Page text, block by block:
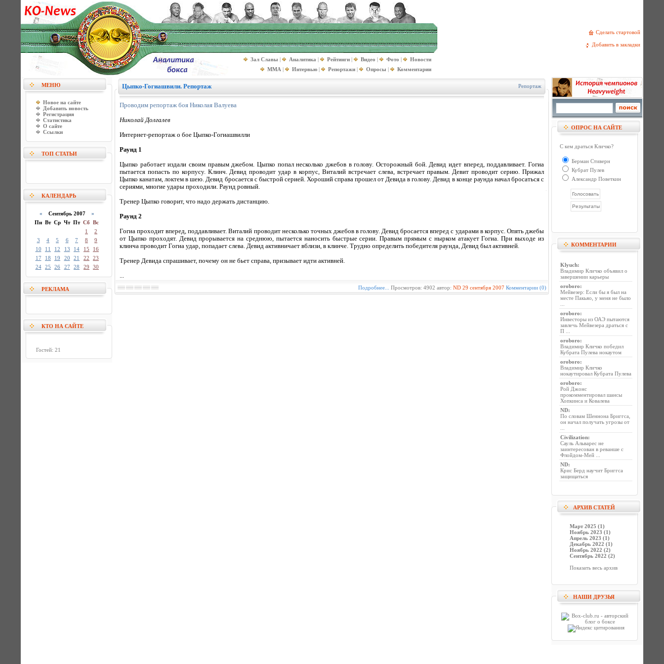
Сделать стартовой
Добавить в закладки
Зал Славы | Аналитика | Рейтинги | Видео | Фото |
Новости
MMA | Интервью | Репортажи | Опросы | Комментарии
МЕНЮ
Новое на сайте
Добавить новость
Регистрация
Статистика
О сайте
Ссылки
ТОП СТАТЬИ
КАЛЕНДАРЬ
« Сентябрь 2007 »
Пн Вт Ср Чт Пт Сб Вс
1
2
3
4 5 6 7 8
9
10
11 12 13 14 15
16
17
18 19 20 21 22
23
24
25 26 27 28 29 30
РЕКЛАМА
КТО НА САЙТЕ
Гостей: 21
Цыпко-Гогиашвили. Репортаж Репортаж
Проводим репортаж боя Николая Валуева
Николай Долгалев
Интернет-репортаж о бое Цыпко-Гогиашвилли
Раунд 1
Цыпко работает издали своим правым джебом. Цыпко попал несколько джебов в голову. Осторожный бой. Девид идет вперед, поддавливает. Гогиа
пытается попасть по корпусу. Клинч. Девид проводит удар в корпус, Виталий встречает слева, встречает правым. Девит проводит серию. Прижал
Цыпко канатам, локтем в шею. Девид бросается с быстрой серией. Хороший справа прошел от Девида в голову. Девид в конце раунда начал бросаться с
сериями, многие удары проходили. Раунд ровный.
Тренер Цыпко говорит, что надо держать дистанцию.
Раунд 2
Гогиа проходит вперед, поддавливает. Виталий проводит несколько точных джебов в голову. Девид бросается вперед с ударами в корпус. Опять джебы
от Цыпко проходят. Девид прорывается на среднюю, пытается наносить быстрые серии. Правым прямым с нырком атакует Гогиа. При выходе из
клинча проводит Гогиа удар, попадает слева. Девид активничает вблизи, в клинче. Трудно определить победителя раунда, Девид был активней.
Тренер Девида спрашивает, почему он не бьет справа, призывает идти активней.
...
Подробнее... Просмотров: 4902 автор: ND 29 сентября 2007 Комментарии (0)
ОПРОС НА САЙТЕ
С кем драться Кличко?
Берман Стиверн
Кубрат Пулев
Александр Поветкин
КОММЕНТАРИИ
Klyuch:
Владимир Кличко объявил о
завершении карьеры
oroboro:
Мейвезер: Если бы я был на
месте Пакьяо, у меня не было
oroboro:
Инвесторы из ОАЭ пытаются
завлечь Мейвезера драться с
П ...
oroboro:
Владимир Кличко победил
Кубрата Пулева нокаутом
oroboro:
Владимир Кличко
нокаутировал Кубрата Пулева
oroboro:
Рой Джонс
прокомментировал шансы
Хопкинса и Ковалева
ND:
По словам Шеннона Бриггса,
он начал получать угрозы от
Civilization:
Сауль Альварес не
заинтересован в реванше с
Флойдом-Мей ...
ND:
Крис Берд научит Бриггса
защищаться
АРХИВ СТАТЕЙ
Март 2025 (1)
Ноябрь 2023 (1)
Апрель 2023 (1)
Декабрь 2022 (1)
Ноябрь 2022 (2)
Сентябрь 2022 (2)
Показать весь архив
НАШИ ДРУЗЬЯ